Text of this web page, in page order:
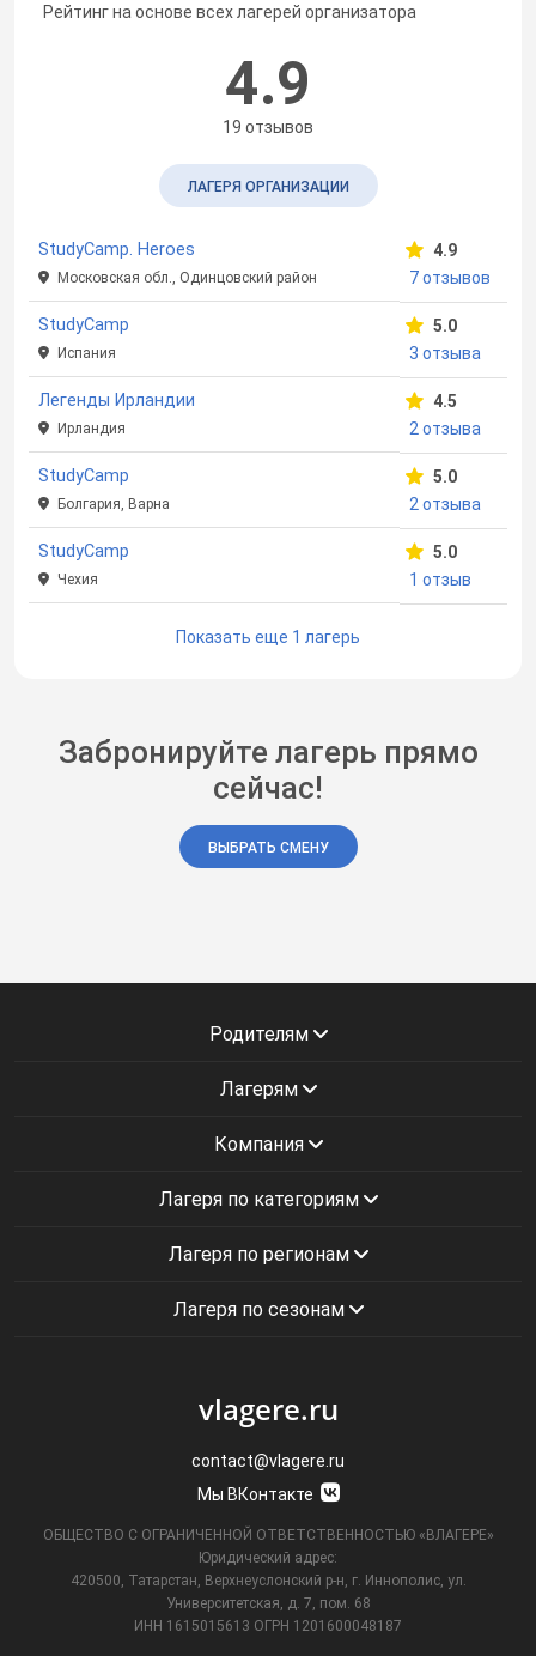
Рейтинг на основе всех лагерей организатора
4.9
19 отзывов
ЛАГЕРЯ ОРГАНИЗАЦИИ
StudyCamp. Heroes
Московская обл., Одинцовский район
4.9
7 отзывов
StudyCamp
Испания
5.0
3 отзыва
Легенды Ирландии
Ирландия
4.5
2 отзыва
StudyCamp
Болгария, Варна
5.0
2 отзыва
StudyCamp
Чехия
5.0
1 отзыв
Показать еще 1 лагерь
Забронируйте лагерь прямо
сейчас!
ВЫБРАТЬ СМЕНУ
Родителям
Лагерям
Компания
Лагеря по категориям
Лагеря по регионам
Лагеря по сезонам
vlagere.ru
contact@vlagere.ru
Мы ВКонтакте
ОБЩЕСТВО С ОГРАНИЧЕННОЙ ОТВЕТСТВЕННОСТЬЮ «ВЛАГЕРЕ»
Юридический адрес:
420500, Татарстан, Верхнеуслонский р-н, г. Иннополис, ул.
Университетская,
д. 7, пом. 68
ИНН 1615015613 ОГРН 1201600048187